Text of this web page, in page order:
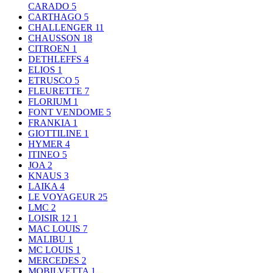
CARADO 5
CARTHAGO 5
CHALLENGER 11
CHAUSSON 18
CITROEN 1
DETHLEFFS 4
ELIOS 1
ETRUSCO 5
FLEURETTE 7
FLORIUM 1
FONT VENDOME 5
FRANKIA 1
GIOTTILINE 1
HYMER 4
ITINEO 5
JOA 2
KNAUS 3
LAIKA 4
LE VOYAGEUR 25
LMC 2
LOISIR 12 1
MAC LOUIS 7
MALIBU 1
MC LOUIS 1
MERCEDES 2
MOBILVETTA 1